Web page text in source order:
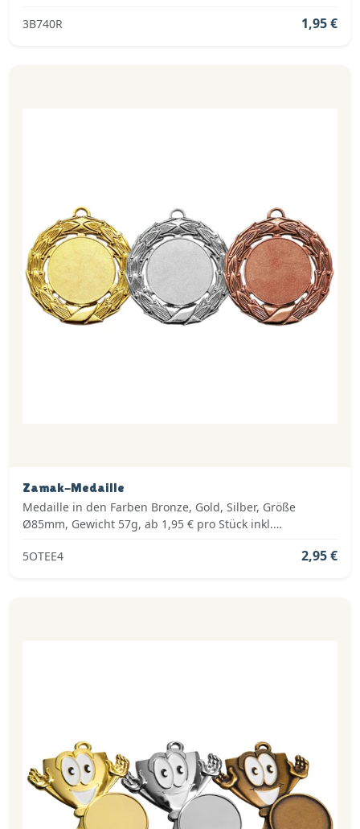
3B740R
1,95 €
Zamak-Medaille
Medaille in den Farben Bronze, Gold, Silber, Größe
Ø85mm, Gewicht 57g, ab 1,95 € pro Stück inkl.
5OTEE4
2,95 €